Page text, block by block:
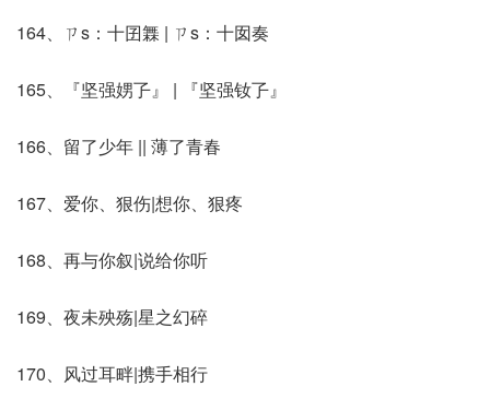
164、ㄗs：十囝橆 | ㄗs：十囡奏
165、『坚强娚孒』 | 『坚强钕孒』
166、留了少年 || 薄了青春
167、爱你、狠伤|想你、狠疼
168、再与你叙|说给你听
169、夜未殃殇|星之幻碎
170、风过耳畔|携手相行